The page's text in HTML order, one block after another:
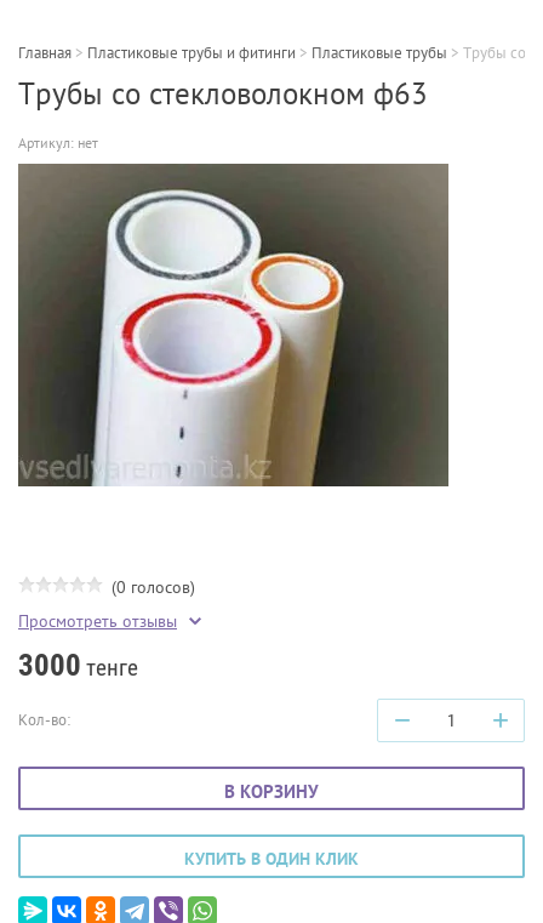
Главная > Пластиковые трубы и фитинги > Пластиковые трубы > Трубы со
Трубы со стекловолокном ф63
Артикул: нет
(0 голосов)
Просмотреть отзывы
3000 тенге
Кол-во: − +
В КОРЗИНУ
КУПИТЬ В ОДИН КЛИК